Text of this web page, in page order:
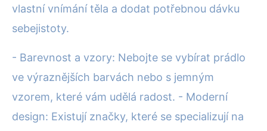
vlastní vnímání těla a dodat potřebnou dávku
sebejistoty.
- Barevnost a vzory: Nebojte se vybírat prádlo
ve výraznějších barvách nebo s jemným
vzorem, které vám udělá radost. - Moderní
design: Existují značky, které se specializují na